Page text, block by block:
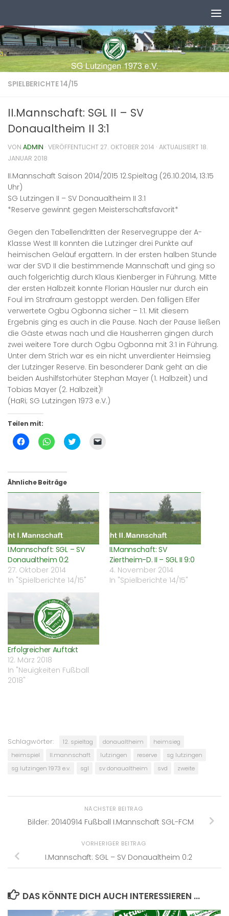
SPIELBERICHTE 14/15
II.Mannschaft: SGL II – SV
Donaualtheim II 3:1
VON ADMIN · VERÖFFENTLICHT 27. OKTOBER 2014 · AKTUALISIERT18.
JANUAR 2018
II.Mannschaft Saison 2014/2015 12.Spieltag (26.10.2014, 13:15
Uhr)
SG Lutzingen II – SV Donaualtheim II 3:1
*Reserve gewinnt gegen Meisterschaftsfavorit*
Gegen den Tabellendritten der Reservegruppe der A-
Klasse West III konnten die Lutzinger drei Punkte auf
heimischen Geläuf ergattern. In der ersten halben Stunde
war der SVD II die bestimmende Mannschaft und ging so
auch folgerichtig durch Klaus Kienberger in Führung. Mitte
der ersten Halbzeit konnte Florian Häusler nur durch ein
Foul im Strafraum gestoppt werden. Den fälligen Elfer
verwertete Ogbu Ogbonna sicher – 1:1. Mit diesem
Ergebnis ging es auch in die Pause. Nach der Pause ließen
die Gäste etwas nach und die Hausherren gingen durch
zwei weitere Tore durch Ogbu Ogbonna mit 3:1 in Führung.
Unter dem Strich war es ein nicht unverdienter Heimsieg
der Lutzinger Reserve. Ein besonderer Dank geht an die
beiden Aushilfstorhüter Stephan Mayer (1. Halbzeit) und
Tobias Mayer (2. Halbzeit)!
(HaRi; SG Lutzingen 1973 e.V.)
Teilen mit:
Klick,
um
teilen
(Wird
in
neuem
Klicken,
um
teilen
(Wird
in
neuem
Fenster
geöffnet)
Klick,
um
neuem
geöffnet)
Mail
senden
(Wird
neuem
Fenster
geöffnet)
Ähnliche Beiträge
I.Mannschaft: SGL – SV
Donaualtheim 0:2
27. Oktober 2014
In "Spielberichte 14/15"
II.Mannschaft: SV
Ziertheim-D. II – SGL II 9:0
4. November 2014
In "Spielberichte 14/15"
Erfolgreicher Auftakt
12. März 2018
In "Neuigkeiten Fußball
2018"
Schlagwörter: 12. spieltag donaualtheim
heimsieg
heimspiel
II.mannschaft lutzingen reserve
sg lutzingen
sg lutzingen 1973 e.v.
sgl sv donaualtheim svd zweite
NÄCHSTER BEITRAG
Bilder: 20140914 Fußball I.Mannschaft SGL-FCM
VORHERIGER BEITRAG
I.Mannschaft: SGL – SV Donaualtheim 0:2
DAS KÖNNTE DICH AUCH INTERESSIEREN …